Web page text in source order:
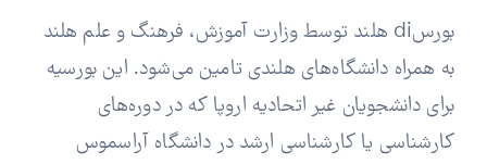
بورسdi هلند توسط وزارت آموزش، فرهنگ و علم هلند
به همراه دانشگاه‌های هلندی تامین می‌شود. این بورسیه
برای دانشجویان غیر اتحادیه اروپا که در دوره‌های
کارشناسی یا کارشناسی ارشد در دانشگاه آراسموس